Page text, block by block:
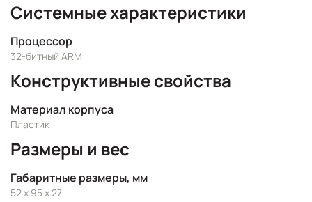
Системные характеристики
Процессор
32-битный ARM
Конструктивные свойства
Материал корпуса
Пластик
Размеры и вес
Габаритные размеры, мм
52 x 95 x 27